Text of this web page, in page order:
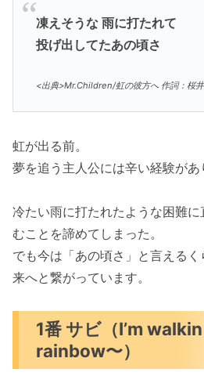
凍えそうな 雨に打たれて
投げ出してたあの頃さ
<出典>Mr.Children/虹の彼方へ 作詞：桜
虹が出る前。
夢を追う主人公には辛い経験があ
冷たい雨に打たれたような困難
むことを諦めてしまった。
でも今は「あの頃さ」と言える
来へと繋がっています。
1番 サビ（I’m
rainbow〜）